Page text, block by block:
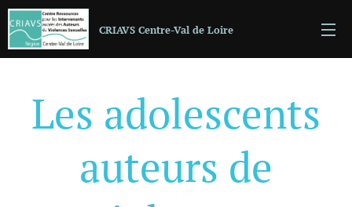
CRIAVS Centre-Val de Loire
Les adolescents
auteurs de